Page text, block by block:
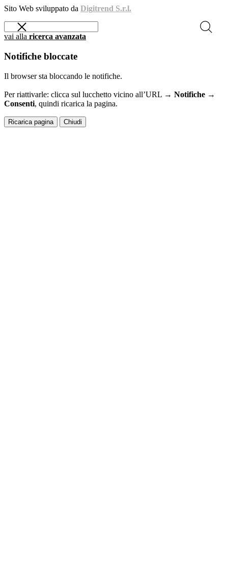
Sito Web sviluppato da Digitrend S.r.l.
vai alla ricerca avanzata
Notifiche bloccate
Il browser sta bloccando le notifiche.
Per riattivarle: clicca sul lucchetto vicino all’URL → Notifiche →
Consenti, quindi ricarica la pagina.
Ricarica pagina Chiudi